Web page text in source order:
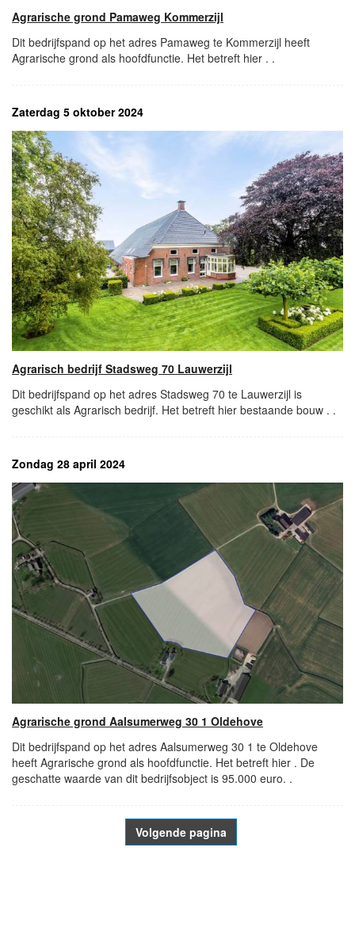
Agrarische grond Pamaweg Kommerzijl
Dit bedrijfspand op het adres Pamaweg te Kommerzijl heeft
Agrarische grond als hoofdfunctie. Het betreft hier . .
Zaterdag 5 oktober 2024
Agrarisch bedrijf Stadsweg 70 Lauwerzijl
Dit bedrijfspand op het adres Stadsweg 70 te Lauwerzijl is
geschikt als Agrarisch bedrijf. Het betreft hier bestaande bouw . .
Zondag 28 april 2024
Agrarische grond Aalsumerweg 30 1 Oldehove
Dit bedrijfspand op het adres Aalsumerweg 30 1 te Oldehove
heeft Agrarische grond als hoofdfunctie. Het betreft hier . De
geschatte waarde van dit bedrijfsobject is 95.000 euro. .
Volgende pagina